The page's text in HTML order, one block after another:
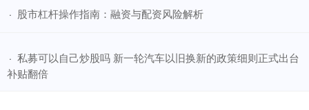
· ​股市杠杆操作指南：融资与配资风险解析
· ​私募可以自己炒股吗 新一轮汽车以旧换新的政策细则正式出台
补贴翻倍